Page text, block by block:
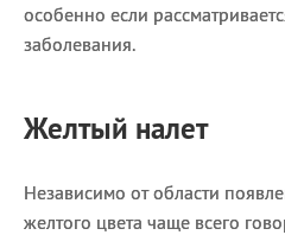
особенно если
заболевания.
Желтый налет
Независимо от области
желтого цвета чаще всего